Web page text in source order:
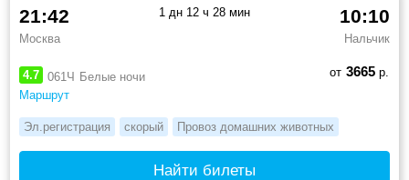
4.7 061Ч Белые ночи
Маршрут
21:42
Москва
10:10
Нальчик
1 дн 12 ч 28 мин
от 3665р.
Эл.регистрация скорый Провоз домашних животных
Найти билеты